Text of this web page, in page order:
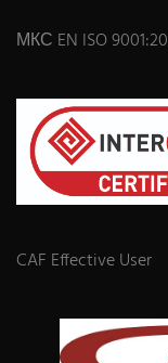
МКС EN ISO
CAF Effective User